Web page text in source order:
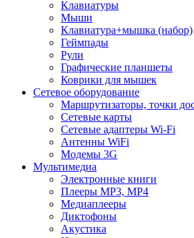
Клавиатуры
Мыши
Клавиатура+мышка (набор)
Геймпады
Рули
Графические планшеты
Коврики для мышек
Сетевое оборудование
Маршрутизаторы, точки
Сетевые карты
Сетевые адаптеры Wi-Fi
Антенны WiFi
Модемы 3G
Мультимедиа
Электронные книги
Плееры MP3, MP4
Медиаплееры
Диктофоны
Акустика